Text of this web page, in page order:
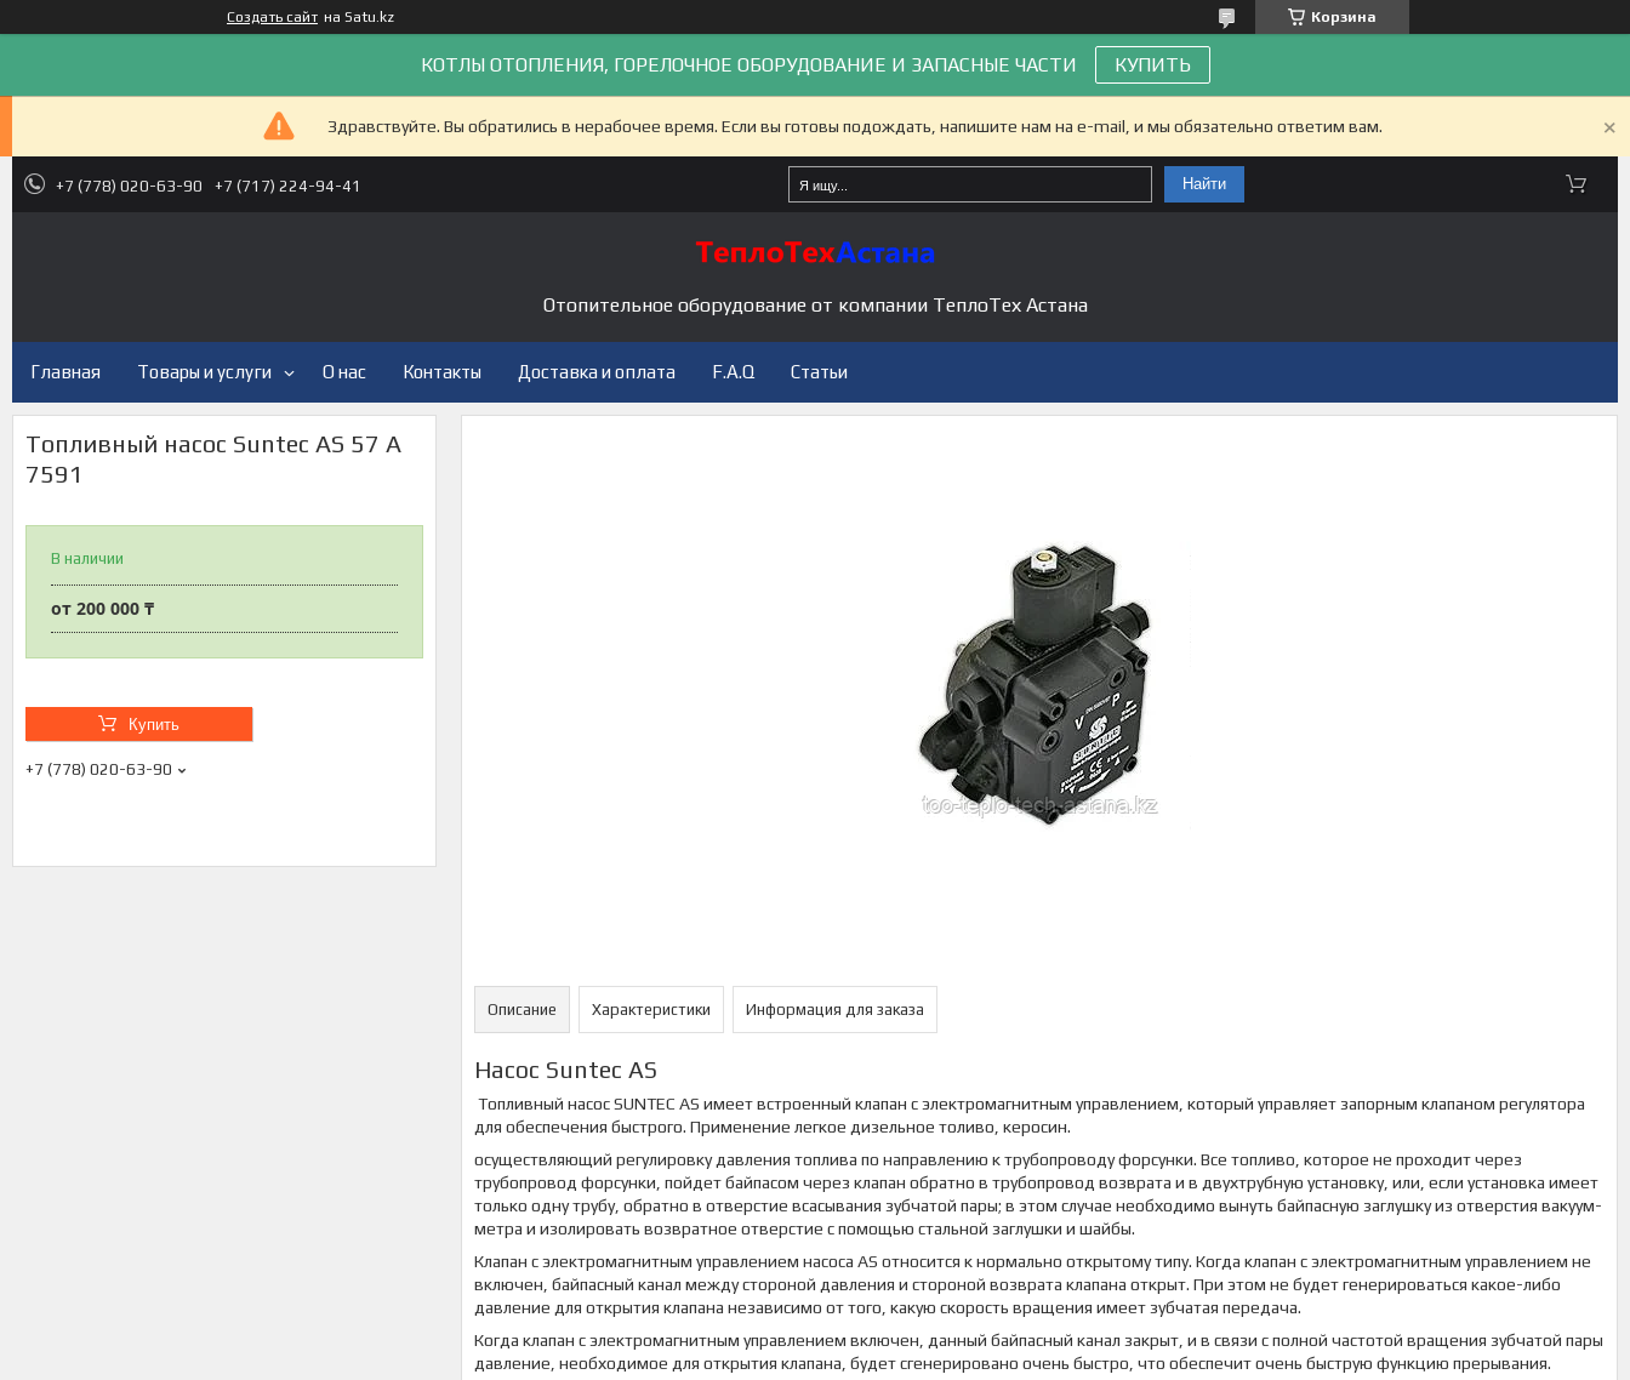
Создать сайт на Satu.kz Корзина
КОТЛЫ ОТОПЛЕНИЯ, ГОРЕЛОЧНОЕ ОБОРУДОВАНИЕ И ЗАПАСНЫЕ ЧАСТИ КУПИТЬ
Здравствуйте. Вы обратились в нерабочее время. Если вы готовы подождать, напишите нам на e-mail, и мы обязательно ответим вам.
+7 (778) 020-63-90 +7 (717) 224-94-41 Найти
Отопительное оборудование от компании ТеплоТех Астана
Главная Товары и услуги О нас Контакты Доставка и оплата F.A.Q Статьи
Топливный насос Suntec AS 57 A
7591
В наличии
от 200 000 ₸
Купить
+7 (778) 020-63-90
Описание Характеристики Информация для заказа
Насос Suntec AS
Топливный насос SUNTEC AS имеет встроенный клапан с электромагнитным управлением, который управляет запорным клапаном регулятора
для обеспечения быстрого. Применение легкое дизельное толиво, керосин.
осуществляющий регулировку давления топлива по направлению к трубопроводу форсунки. Все топливо, которое не проходит через
трубопровод форсунки, пойдет байпасом через клапан обратно в трубопровод возврата и в двухтрубную установку, или, если установка имеет
только одну трубу, обратно в отверстие всасывания зубчатой пары; в этом случае необходимо вынуть байпасную заглушку из отверстия вакуум-
метра и изолировать возвратное отверстие с помощью стальной заглушки и шайбы.
Клапан с электромагнитным управлением насоса AS относится к нормально открытому типу. Когда клапан с электромагнитным управлением не
включен, байпасный канал между стороной давления и стороной возврата клапана открыт. При этом не будет генерироваться какое-либо
давление для открытия клапана независимо от того, какую скорость вращения имеет зубчатая передача.
Когда клапан с электромагнитным управлением включен, данный байпасный канал закрыт, и в связи с полной частотой вращения зубчатой пары
давление, необходимое для открытия клапана, будет сгенерировано очень быстро, что обеспечит очень быструю функцию прерывания.